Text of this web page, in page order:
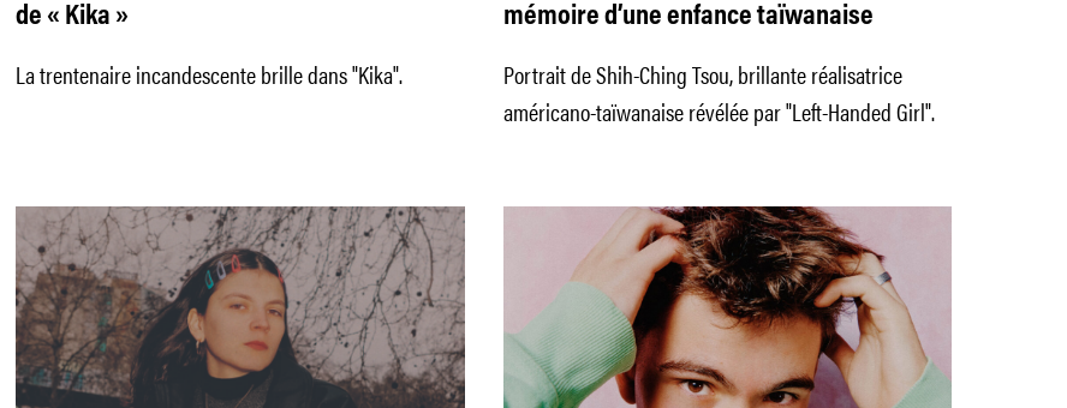
de « Kika »
La trentenaire incandescente brille dans "Kika".
mémoire d’une enfance taïwanaise
Portrait de Shih-Ching Tsou, brillante réalisatrice
américano-taïwanaise révélée par "Left-Handed Girl".